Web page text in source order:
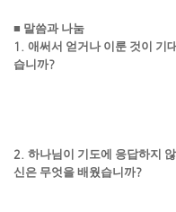
■ 말씀과 나눔
1. 애써서 얻거나 이룬 것이 기
습니까?
2. 하나님이 기도에 응답하지
신은 무엇을 배웠습니까?